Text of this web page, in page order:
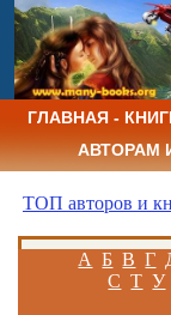
ГЛАВНАЯ -
АВТОРАМ
ТОП авторов и
А Б В Г
С Т У